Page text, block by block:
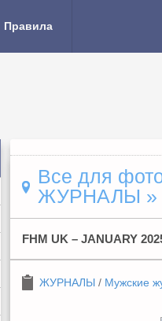
Правила
Все для
ЖУРНАЛЫ »
FHM UK – JANUARY
ЖУРНАЛЫ / Мужские